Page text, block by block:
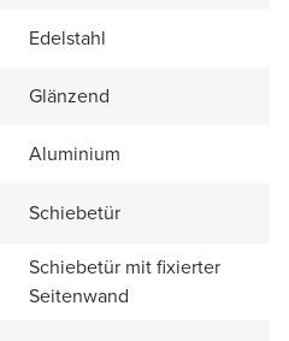
Edelstahl
Glänzend
Aluminium
Schiebetür
Schiebetür mit fixierter
Seitenwand